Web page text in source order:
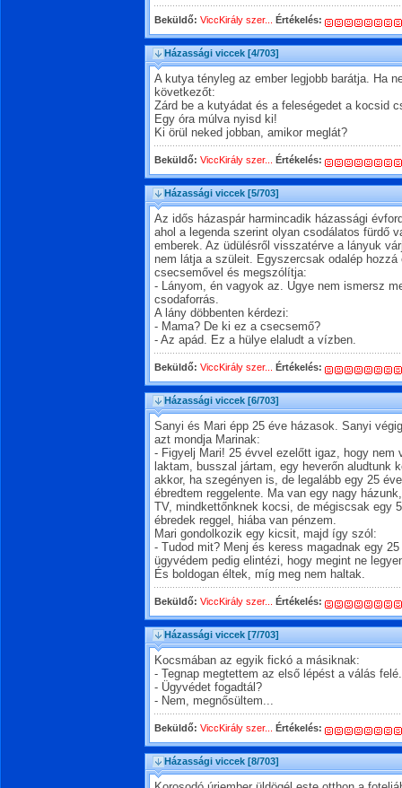
Beküldő: ViccKirály szer... Értékelés:
Házassági viccek [4/703]
A kutya tényleg az ember legjobb barátja. Ha
következőt:
Zárd be a kutyádat és a feleségedet a kocsid
Egy óra múlva nyisd ki!
Ki örül neked jobban, amikor meglát?
Beküldő: ViccKirály szer... Értékelés:
Házassági viccek [5/703]
Az idős házaspár harmincadik házassági
ahol a legenda szerint olyan csodálatos fürdő
emberek. Az üdülésről visszatérve a lányuk
nem látja a szüleit. Egyszercsak odalép
csecsemővel és megszólítja:
- Lányom, én vagyok az. Ugye nem ismersz
csodaforrás.
A lány döbbenten kérdezi:
- Mama? De ki ez a csecsemő?
- Az apád. Ez a hülye elaludt a vízben.
Beküldő: ViccKirály szer... Értékelés:
Házassági viccek [6/703]
Sanyi és Mari épp 25 éve házasok. Sanyi
azt mondja Marinak:
- Figyelj Mari! 25 évvel ezelőtt igaz, hogy nem
laktam, busszal jártam, egy heverőn aludtunk
akkor, ha szegényen is, de legalább egy 25
ébredtem reggelente. Ma van egy nagy
TV, mindkettőnknek kocsi, de mégiscsak egy
ébredek reggel, hiába van pénzem.
Mari gondolkozik egy kicsit, majd így szól:
- Tudod mit? Menj és keress magadnak egy
ügyvédem pedig elintézi, hogy megint ne
És boldogan éltek, míg meg nem haltak.
Beküldő: ViccKirály szer... Értékelés:
Házassági viccek [7/703]
Kocsmában az egyik fickó a másiknak:
- Tegnap megtettem az első lépést a válás felé.
- Ügyvédet fogadtál?
- Nem, megnősültem...
Beküldő: ViccKirály szer... Értékelés:
Házassági viccek [8/703]